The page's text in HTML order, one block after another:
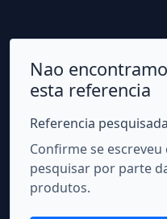
Nao
esta referencia
Referencia
Confirme se
pesquisar por parte
produtos.